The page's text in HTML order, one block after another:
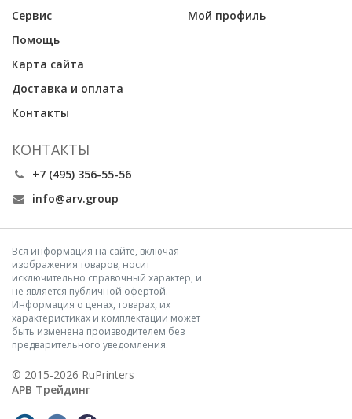
Сервис
Помощь
Карта сайта
Доставка и оплата
Контакты
Мой профиль
КОНТАКТЫ
+7 (495) 356-55-56
info@arv.group
Вся информация на сайте, включая
изображения товаров, носит
исключительно справочный характер, и
не является публичной офертой.
Информация о ценах, товарах, их
характеристиках и комплектации может
быть изменена производителем без
предварительного уведомления.
© 2015-2026 RuPrinters
АРВ Трейдинг